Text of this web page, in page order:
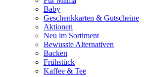
Baby
Geschenkkarten & Gutscheine
Aktionen
Neu im Sortiment
Bewusste Alternativen
Backen
Frühstück
Kaffee & Tee